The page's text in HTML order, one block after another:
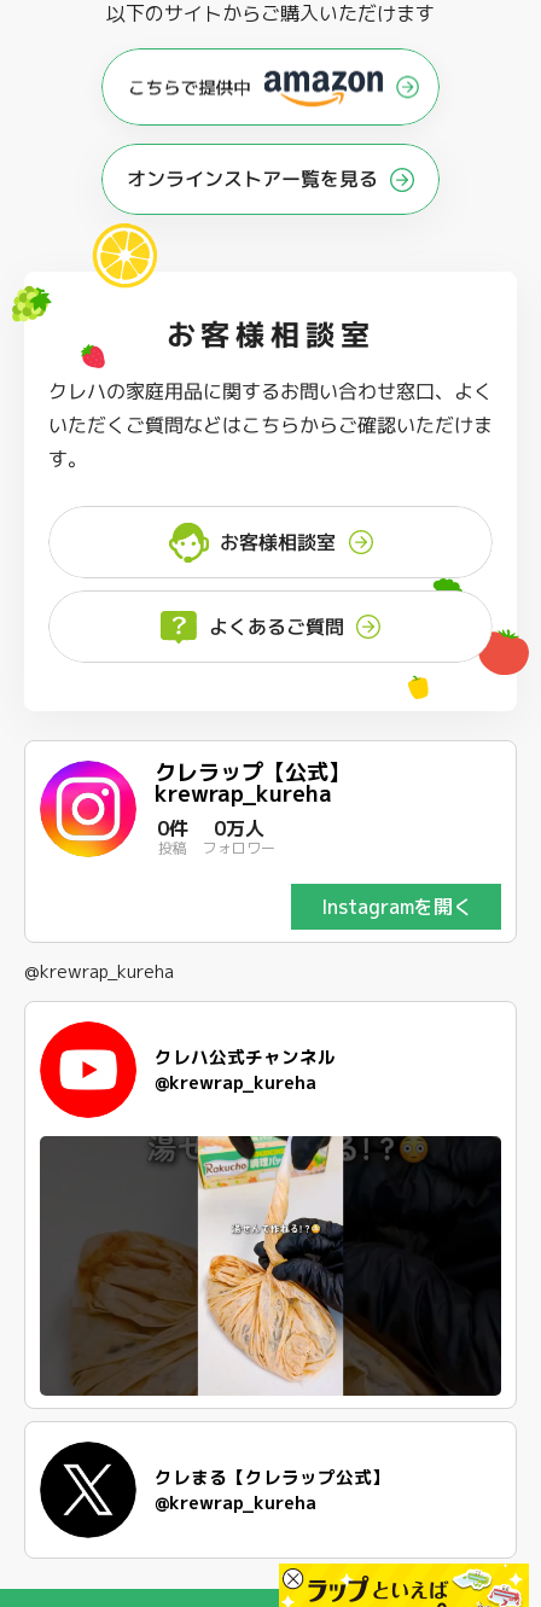
以下のサイトからご購入いただけます
オンラインストアー覧を見る
お客様相談室
クレハの家庭用品に関するお問い合わせ窓口、よく
いただくご質問などはこちらからご確認いただけま
す。
お客様相談室
よくあるご質問
クレラップ【公式】
krewrap_kureha
0件
投稿
0万人
フォロワー
Instagramを開く
@krewrap_kureha
クレハ公式チャンネル
@krewrap_kureha
クレまる【クレラップ公式】
@krewrap_kureha